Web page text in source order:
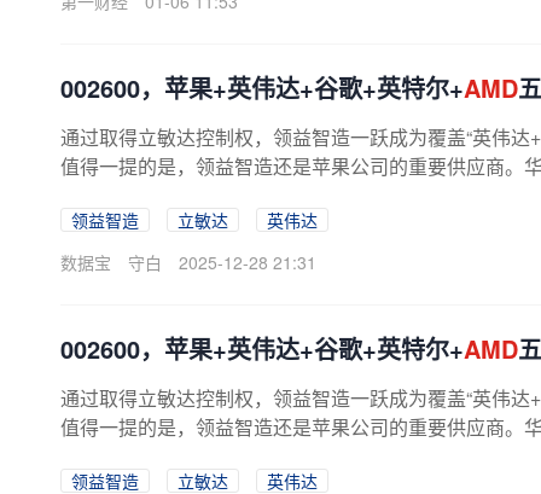
002600，苹果+英伟达+谷歌+英特尔+AMD
通过取得立敏达控制权，领益智造一跃成为覆盖“英伟达
值得一提的是，领益智造还是苹果公司的重要供应商。
领益智造 立敏达
英伟达
数据宝
守白 2025-12-28 21:31
002600，苹果+英伟达+谷歌+英特尔+AMD
通过取得立敏达控制权，领益智造一跃成为覆盖“英伟达
值得一提的是，领益智造还是苹果公司的重要供应商。
领益智造 立敏达
英伟达